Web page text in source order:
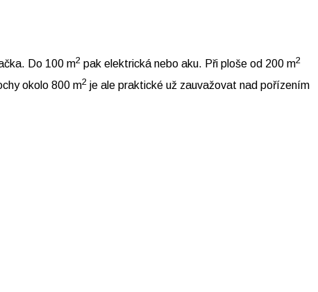
Do 100 m2 pak elektrická nebo aku. Při ploše od 200 m2
okolo 800 m2 je ale praktické už zauvažovat nad pořízením